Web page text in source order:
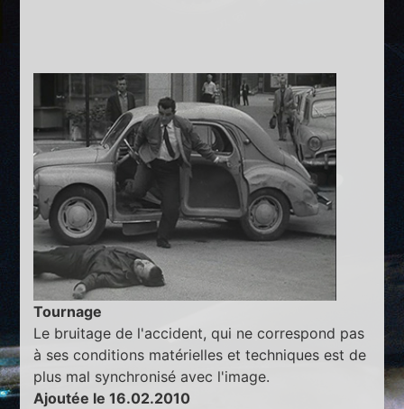
Tournage
Le bruitage de l'accident, qui ne correspond pas
à ses conditions matérielles et techniques est de
plus mal synchronisé avec l'image.
Ajoutée le 16.02.2010